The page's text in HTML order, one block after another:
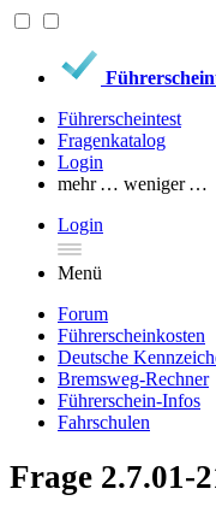
Führerscheintest
Fragenkatalog
Login
mehr … weniger …
Login
Menü
Forum
Führerscheinkosten
Deutsche
Bremsweg-Rechner
Führerschein-Infos
Fahrschulen
Frage 2.7.01-